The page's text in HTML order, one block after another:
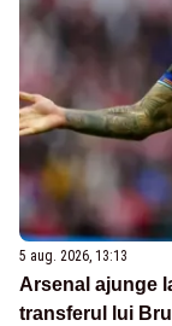
5 aug. 2026, 13:13
Arsenal ajunge
transferul lui